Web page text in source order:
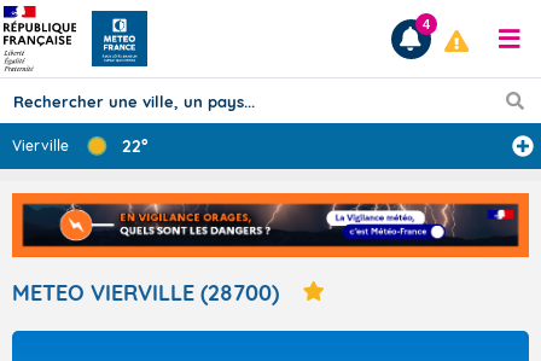
Prévisions
TOUS LES RÉSULTATS
Articles
4
Vierville 22°
METEO VIERVILLE (28700)